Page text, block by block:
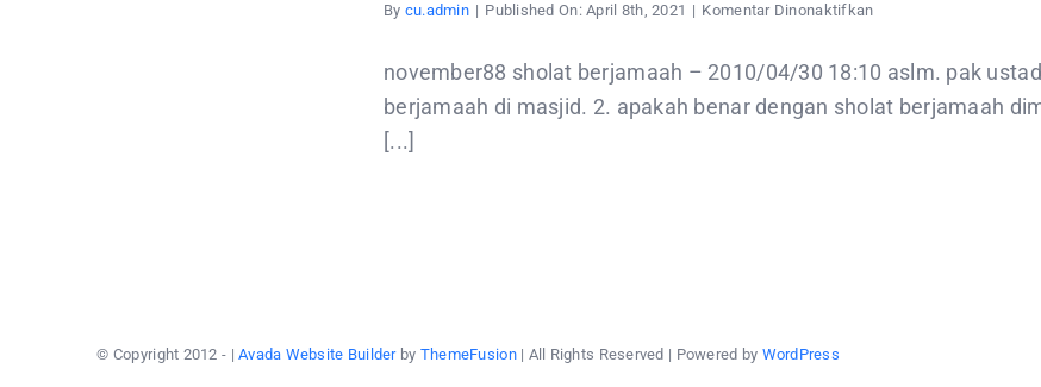
By cu.admin | Published On: April 8th, 2021 | Komentar Dinonaktifkanpada
–
2010/04/30
november88 sholat berjamaah – 2010/04/30 18:10 aslm. pak
berjamaah di masjid. 2. apakah benar dengan sholat berjamaah
[...]
© Copyright 2012 - |Avada Website Builderby ThemeFusion| All Rights Reserved | Powered by WordPress